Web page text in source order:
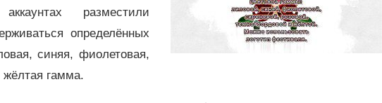
разместили
определённых
синяя, фиолетовая,
жёлтая гамма.